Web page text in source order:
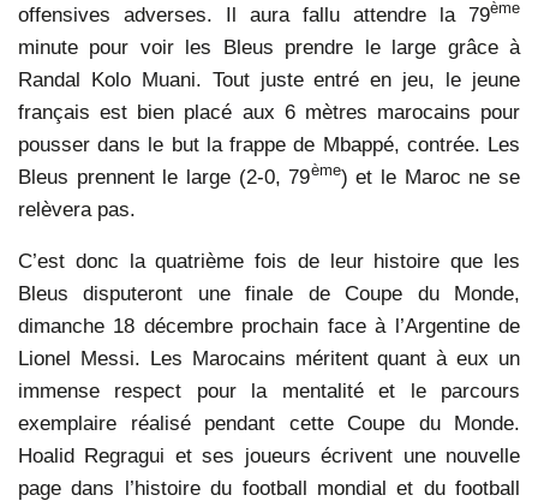
offensives adverses. Il aura fallu attendre la 79ème
minute pour voir les Bleus prendre le large grâce à
Randal Kolo Muani. Tout juste entré en jeu, le jeune
français est bien placé aux 6 mètres marocains pour
pousser dans le but la frappe de Mbappé, contrée. Les
Bleus prennent le large (2-0, 79ème) et le Maroc ne se
relèvera pas.
C’est donc la quatrième fois de leur histoire que les
Bleus disputeront une finale de Coupe du Monde,
dimanche 18 décembre prochain face à l’Argentine de
Lionel Messi. Les Marocains méritent quant à eux un
immense respect pour la mentalité et le parcours
exemplaire réalisé pendant cette Coupe du Monde.
Hoalid Regragui et ses joueurs écrivent une nouvelle
page dans l’histoire du football mondial et du football